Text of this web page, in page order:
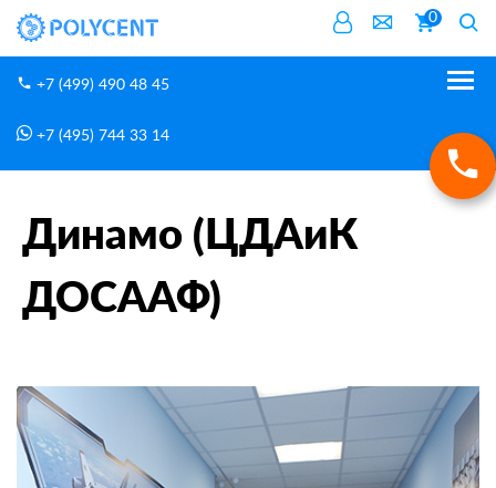
0
+7 (499) 490 48 45
+7 (495) 744 33 14
Динамо (ЦДАиК
ДОСААФ)